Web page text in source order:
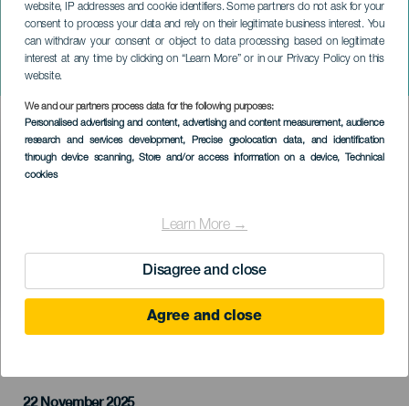
website, IP addresses and cookie identifiers. Some partners do not ask for your
consent to process your data and rely on their legitimate business interest. You
can withdraw your consent or object to data processing based on legitimate
interest at any time by clicking on “Learn More” or in our Privacy Policy on this
website.
We and our partners process data for the following purposes:
Personalised advertising and content, advertising and content measurement, audience
research and services development, Precise geolocation data, and identification
through device scanning, Store and/or access information on a device, Technical
cookies
Learn More →
Disagree and close
Agree and close
Zenei Éjszaka
GRAN CANARIA
Imagen
Listado
22 November 2025